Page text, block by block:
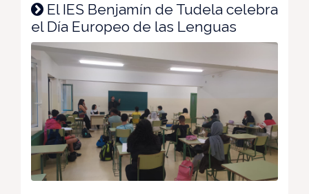
El IES Benjamín de Tudela celebra
el Día Europeo de las Lenguas